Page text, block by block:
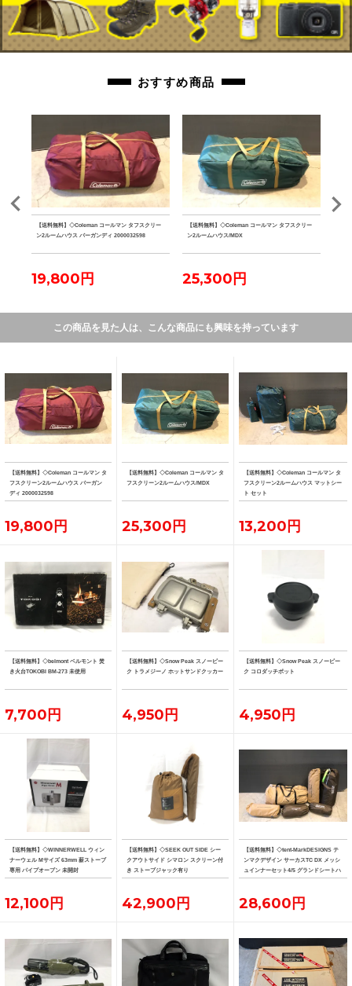
おすすめ商品
【送料無料】◇Coleman コールマン タフスクリー
ン2ルームハウス バーガンディ 2000032598
19,800円
【送料無料】◇Coleman コールマン タフスクリー
ン2ルームハウス/MDX
25,300円
この商品を見た人は、こんな商品にも興味を持っています
【送料無料】◇Coleman コールマン タ
フスクリーン2ルームハウス バーガン
ディ 2000032598
19,800円
【送料無料】◇Coleman コールマン タ
フスクリーン2ルームハウス/MDX
25,300円
【送料無料】◇Coleman コールマン タ
フスクリーン2ルームハウス マットシー
ト セット
13,200円
【送料無料】◇belmont ベルモント 焚
き火台TOKOBI BM-273 未使用
7,700円
【送料無料】◇Snow Peak スノーピー
ク トラメジーノ ホットサンドクッカー
4,950円
【送料無料】◇Snow Peak スノーピー
ク コロダッチポット
4,950円
【送料無料】◇WINNERWELL ウィン
ナーウェル Mサイズ 63mm 薪ストーブ
専用 パイプオーブン 未開封
12,100円
【送料無料】◇SEEK OUT SIDE シー
クアウトサイド シマロン スクリーン付
き ストーブジャック有り
42,900円
【送料無料】◇tent-MarkDESIGNS テ
ンマクデザイン サーカスTC DX メッシ
ュインナーセット4/5 グランドシートハ
ーフ フロントフラップ
28,600円